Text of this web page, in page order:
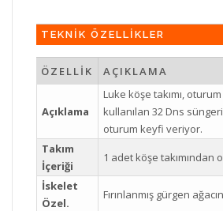
TEKNİK ÖZELLİKLER
ÖZELLİK AÇIKLAMA
Açıklama
Luke köşe takımı, oturum
kullanılan 32 Dns
oturum keyfi veriyor.
Takım
İçeriği
1 adet köşe takımından
İskelet
Özel.
Fırınlanmış gürgen